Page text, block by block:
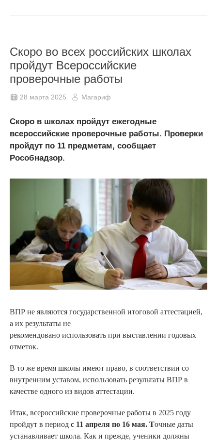
Скоро во всех российских школах
пройдут Всероссийские
проверочные работы
28 марта 2025 Магариф
Скоро в школах пройдут ежегодные
всероссийские проверочные работы. Проверки
пройдут по 11 предметам, сообщает
Рособнадзор.
ВПР не являются государственной итоговой аттестацией,
а их результаты не
рекомендовано использовать при выставлении годовых
отметок.
В то же время школы имеют право, в соответствии со
внутренним уставом, использовать результаты ВПР в
качестве одного из видов аттестации.
Итак, всероссийские проверочные работы в 2025 году
пройдут в период с 11 апреля по 16 мая. Точные даты
устанавливает школа. Как и прежде, ученики должны